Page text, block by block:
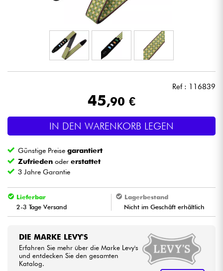
Drums
Blasinstrumente
Kinder
Kabel & Zubehöre
HiFi
Ref : 116839
45,90 €
IN DEN WARENKORB LEGEN
Günstige Preisegarantiert
Zufrieden odererstattet
3 Jahre Garantie
Lieferbar
2-3 Tage Versand
Lagerbestand
Nicht im Geschäft erhältlich
DIE MARKE LEVY'S
Erfahren Sie mehr über die Marke Levy's
und entdecken Sie den gesamten
Katalog.